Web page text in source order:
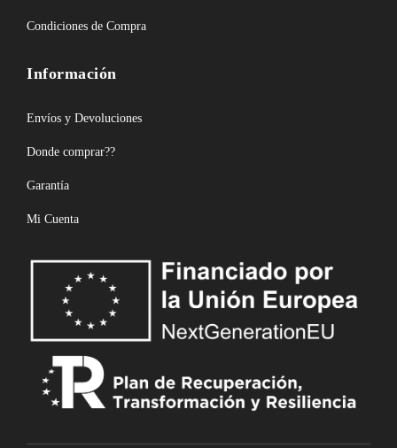
Condiciones de Compra
Información
Envíos y Devoluciones
Donde comprar??
Garantía
Mi Cuenta